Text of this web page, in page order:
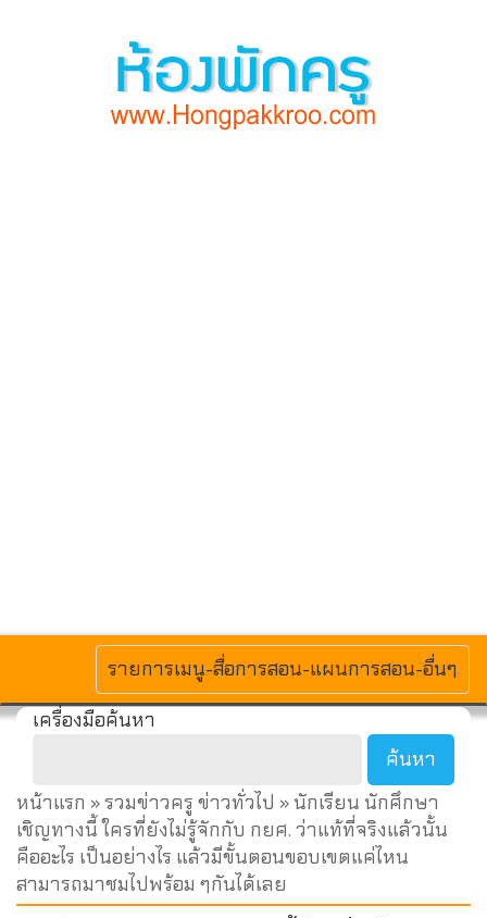
MENU
รายการเมนู-สื่อการสอน-แผนการสอน-อื่นๆ
เครื่องมือค้นหา
หน้าแรก »รวมข่าวครู ข่าวทั่วไป » นักเรียน นักศึกษา
เชิญทางนี้ ใครที่ยังไม่รู้จักกับ กยศ. ว่าแท้ที่จริงแล้วนั้น
คืออะไร เป็นอย่างไร แล้วมีขั้นตอนขอบเขตแค่ไหน
สามารถมาชมไปพร้อม ๆกันได้เลย